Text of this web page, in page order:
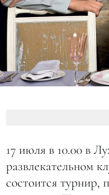
17 июля в 10.00 в
развлекательном
состоится турнир,